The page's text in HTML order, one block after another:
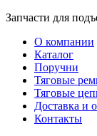
Перейти
содержимому
Запчасти для
О компании
Каталог
Поручни
Тяговые
Тяговые
Доставка и
Контакты